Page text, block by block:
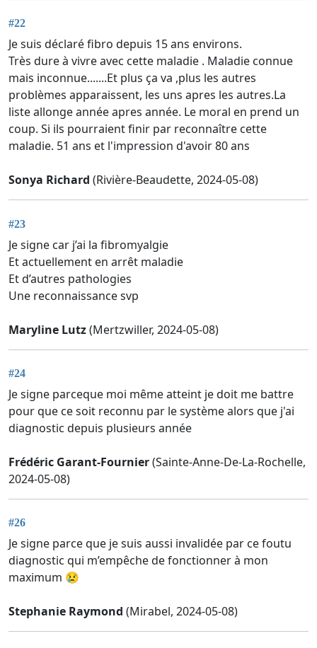
#22
Je suis déclaré fibro depuis 15 ans environs.
Très dure à vivre avec cette maladie . Maladie connue
mais inconnue.......Et plus ça va ,plus les autres
problèmes apparaissent, les uns apres les autres.La
liste allonge année apres année. Le moral en prend un
coup. Si ils pourraient finir par reconnaître cette
maladie. 51 ans et l'impression d'avoir 80 ans
Sonya Richard (Rivière-Beaudette, 2024-05-08)
#23
Je signe car j’ai la fibromyalgie
Et actuellement en arrêt maladie
Et d’autres pathologies
Une reconnaissance svp
Maryline Lutz(Mertzwiller, 2024-05-08)
#24
Je signe parceque moi même atteint je doit me battre
pour que ce soit reconnu par le système alors que j'ai
diagnostic depuis plusieurs année
Frédéric Garant-Fournier(Sainte-Anne-De-La-Rochelle,
2024-05-08)
#26
Je signe parce que je suis aussi invalidée par ce foutu
diagnostic qui m’empêche de fonctionner à mon
maximum 😢
Stephanie Raymond (Mirabel, 2024-05-08)